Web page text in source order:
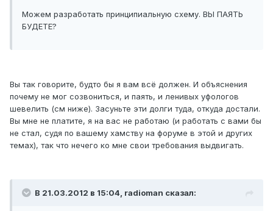
Можем разработать принципиальную схему. ВЫ ПАЯТЬ
БУДЕТЕ?
Вы так говорите, будто бы я вам всё должен. И объяснения
почему не мог созвониться, и паять, и ленивых уфологов
шевелить (см ниже). Засуньте эти долги туда, откуда достали.
Вы мне не платите, я на вас не работаю (и работать с вами бы
не стал, судя по вашему хамству на форуме в этой и других
темах), так что нечего ко мне свои требования выдвигать.
В 21.03.2012 в 15:04, radioman сказал: